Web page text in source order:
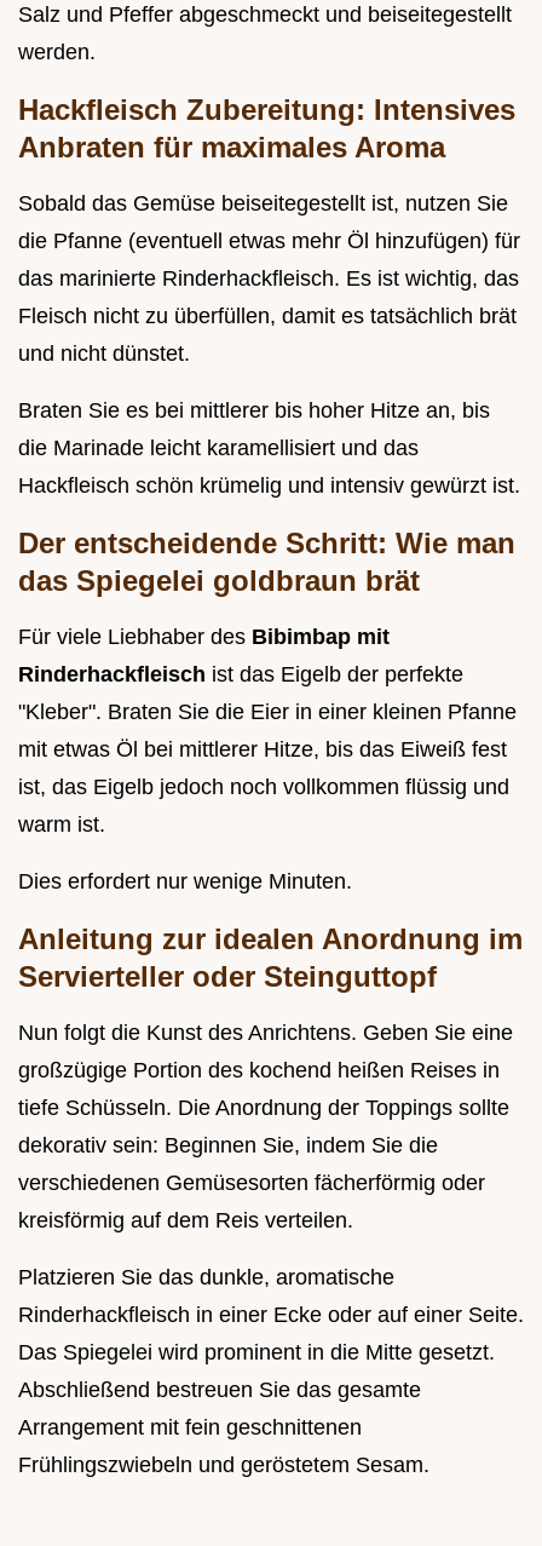
Salz und Pfeffer abgeschmeckt und beiseitegestellt
werden.
Hackfleisch Zubereitung: Intensives
Anbraten für maximales Aroma
Sobald das Gemüse beiseitegestellt ist, nutzen Sie
die Pfanne (eventuell etwas mehr Öl hinzufügen) für
das marinierte Rinderhackfleisch. Es ist wichtig, das
Fleisch nicht zu überfüllen, damit es tatsächlich brät
und nicht dünstet.
Braten Sie es bei mittlerer bis hoher Hitze an, bis
die Marinade leicht karamellisiert und das
Hackfleisch schön krümelig und intensiv gewürzt ist.
Der entscheidende Schritt: Wie man
das Spiegelei goldbraun brät
Für viele Liebhaber des Bibimbap mit
Rinderhackfleisch ist das Eigelb der perfekte
"Kleber". Braten Sie die Eier in einer kleinen Pfanne
mit etwas Öl bei mittlerer Hitze, bis das Eiweiß fest
ist, das Eigelb jedoch noch vollkommen flüssig und
warm ist.
Dies erfordert nur wenige Minuten.
Anleitung zur idealen Anordnung im
Servierteller oder Steinguttopf
Nun folgt die Kunst des Anrichtens. Geben Sie eine
großzügige Portion des kochend heißen Reises in
tiefe Schüsseln. Die Anordnung der Toppings sollte
dekorativ sein: Beginnen Sie, indem Sie die
verschiedenen Gemüsesorten fächerförmig oder
kreisförmig auf dem Reis verteilen.
Platzieren Sie das dunkle, aromatische
Rinderhackfleisch in einer Ecke oder auf einer Seite.
Das Spiegelei wird prominent in die Mitte gesetzt.
Abschließend bestreuen Sie das gesamte
Arrangement mit fein geschnittenen
Frühlingszwiebeln und geröstetem Sesam.